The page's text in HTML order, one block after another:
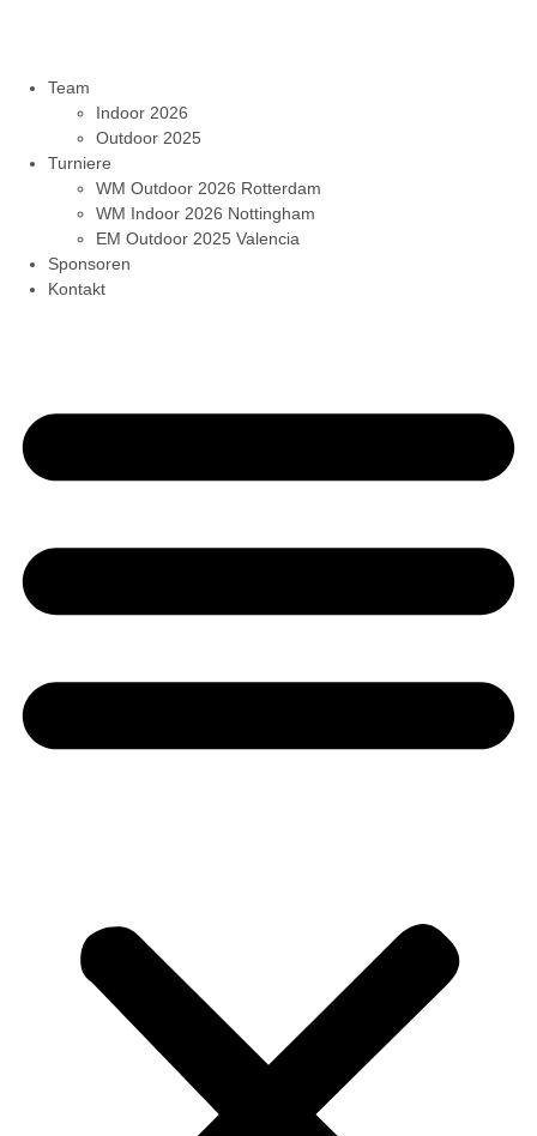
Team
Indoor 2026
Outdoor 2025
Turniere
WM Outdoor 2026 Rotterdam
WM Indoor 2026 Nottingham
EM Outdoor 2025 Valencia
Sponsoren
Kontakt